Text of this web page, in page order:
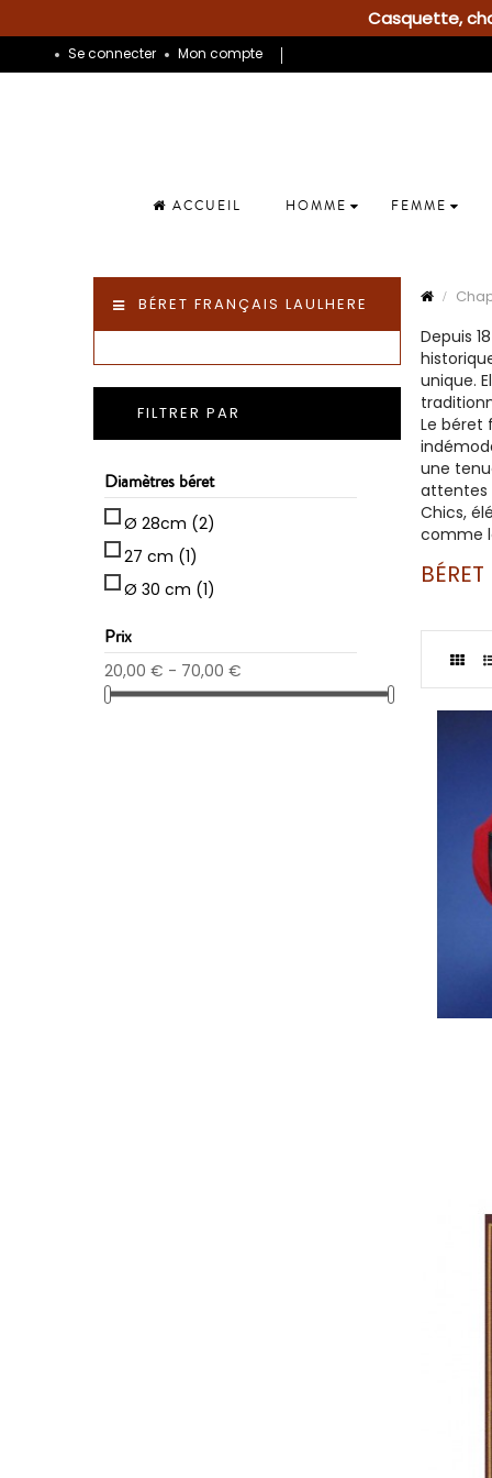
Casquette,
Se connecter Mon compte
ACCUEIL HOMME FEMME
BÉRET FRANÇAIS LAULHERE
FILTRER PAR
Diamètres béret
Ø 28cm (2)
27 cm (1)
Ø 30 cm (1)
Prix
20,00 € - 70,00 €
Depuis
unique.
Le béret
une
attentes
Chics,
comme